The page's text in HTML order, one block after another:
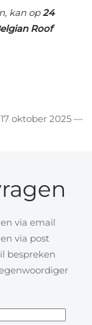
kan op24
Roof
oktober 2025 —
via email
via post
bespreken